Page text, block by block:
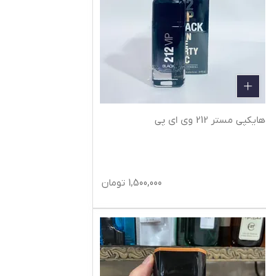
هایکپی مستر 212 وی ای پی
1,500,000 تومان